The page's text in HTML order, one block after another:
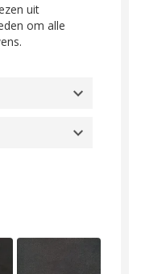
uit
om alle